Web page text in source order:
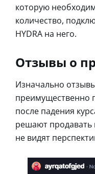
которую
количество,
HYDRA на него.
Отзывы о
Изначально
преимущественно
после падения
решают продавать
не видят